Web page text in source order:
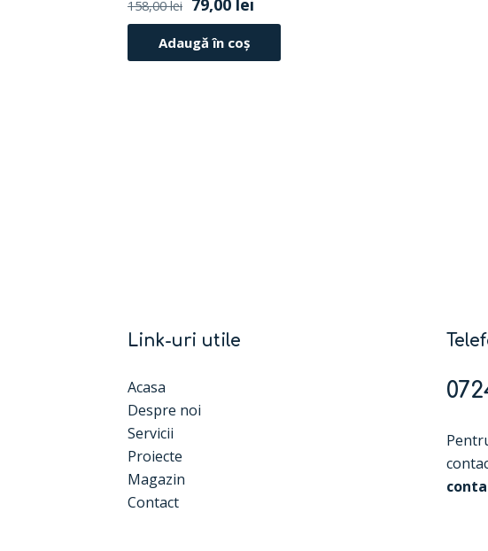
5.00
din 5
158,00lei
inițial
a
curent
Adaugă în coș
Link-uri utile
Acasa
Despre noi
Servicii
Proiecte
Magazin
Contact